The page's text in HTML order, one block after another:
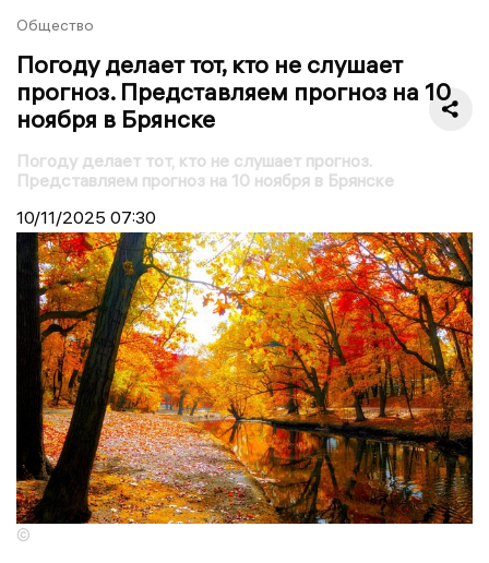
Общество
Погоду делает тот, кто не слушает
прогноз. Представляем прогноз на 10
ноября в Брянске
Погоду делает тот, кто не слушает прогноз.
Представляем прогноз на 10 ноября в Брянске
10/11/2025 07:30
©